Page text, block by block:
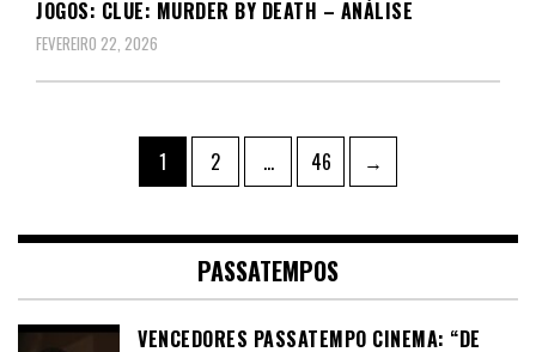
JOGOS: CLUE: MURDER BY DEATH – ANÁLISE
FEVEREIRO 22, 2026
conteúdos
Page
1 Page
2 … Page
46 →
PASSATEMPOS
VENCEDORES PASSATEMPO CINEMA: “DE